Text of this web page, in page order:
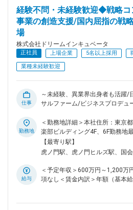
や事業部門の業績管理支援など
ミュニケーションを図りながら
・IRやSR業務にも補佐として関
につけることができます。 ■組織構成 マネージャー1名、メン
バー1名 現在マネージャーが兼務
当ポジションを引き継いでいただく予定
いて＞ 経営管理グループは、管
らず、仕組みの企画や構築や改
一翼を担うやりがいを感じるこ
に適した環境です。 ■働き方 残業月10～20h程、週休2日制
（土日祝）、年間休日120日、リ
の範囲：会社の定める業務
経験不問・未経験歓迎◆戦略
事業の創造支援/国内屈指の戦
場
株式会社ドリームインキュベータ
正社員 上場企業 5名以上採用
業種未経験歓迎
仕事
～未経験、異業界出身者も活躍/
サルファーム/ビジネスプロデュ
ビジネスプロデュース ・ビジネ
ーション ・海外支援（海外進出
人程度のメンバーで構成され、
ジェクトもございます。 ■入社後のフォロー体制 入社後は1週
だきます。半年程度を目途にメ
があれば気軽に質問できる環境
ジェクトに取り組むことができ
勤務地
＜勤務地詳細＞本社住所：東京
楽部ビルディング4F、6F勤務地
虎の門駅受動喫煙対策：屋内全
【最寄り駅】
虎ノ門駅、虎ノ門ヒルズ駅、国
給与
＜予定年収＞600万円～1,200万
項なし＜賃金内訳＞年額（基本